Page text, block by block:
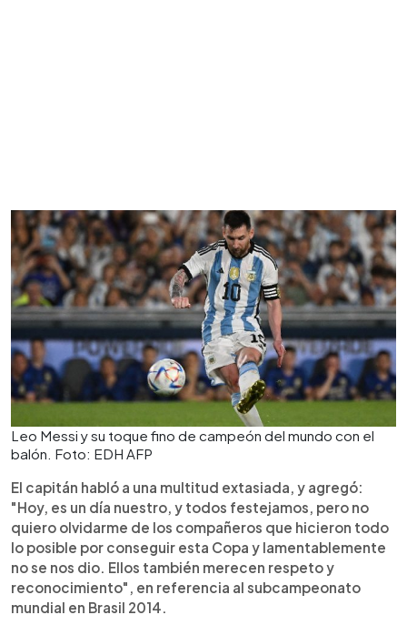
Leo Messi y su toque fino de campeón del mundo con el
balón. Foto: EDH AFP
El capitán habló a una multitud extasiada, y agregó:
"Hoy, es un día nuestro, y todos festejamos, pero no
quiero olvidarme de los compañeros que hicieron todo
lo posible por conseguir esta Copa y lamentablemente
no se nos dio. Ellos también merecen respeto y
reconocimiento", en referencia al subcampeonato
mundial en Brasil 2014.